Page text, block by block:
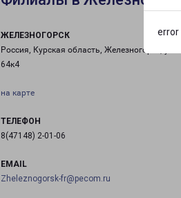
error
ЖЕЛЕЗНОГОРСК
Россия, Курская область, Железногорск,
64к4
на карте
ТЕЛЕФОН
8(47148) 2-01-06
EMAIL
Zheleznogorsk-fr@pecom.ru